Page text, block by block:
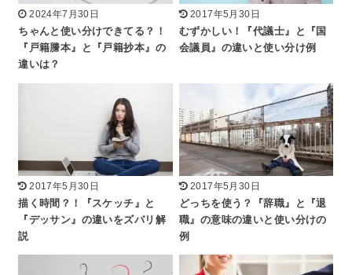
2024年7月30日
ちゃんと使い分けできてる？！
『戸籍謄本』と『戸籍抄本』の
違いは？
2017年5月30日
むずかしい！『代議士』と『国
会議員』の違いと使い分け例
2017年5月30日
描く時間？！『スケッチ』と
『デッサン』の違いをズバリ解
説
2017年5月30日
どっちを使う？『辞職』と『退
職』の意味の違いと使い分けの
例